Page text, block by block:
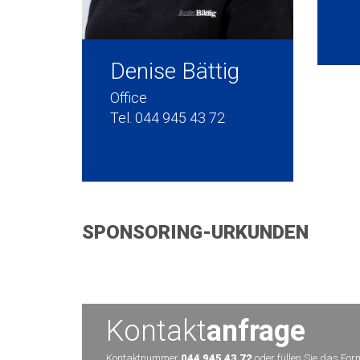
Denise Bättig
Office
Tel. 044 945 43 72
SPONSORING-URKUNDEN
Kontaktanfrage